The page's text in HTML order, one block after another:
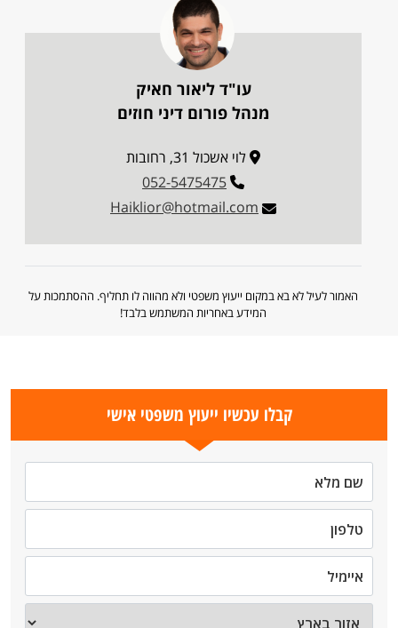
עו"ד ליאור חאיק
מנהל פורום דיני חוזים
לוי אשכול 31, רחובות
052-5475475
Haiklior@hotmail.com
האמור לעיל לא בא במקום ייעוץ משפטי ולא מהווה לו תחליף. ההסתמכות על
המידע באחריות המשתמש בלבד!
קבלו עכשיו ייעוץ משפטי אישי